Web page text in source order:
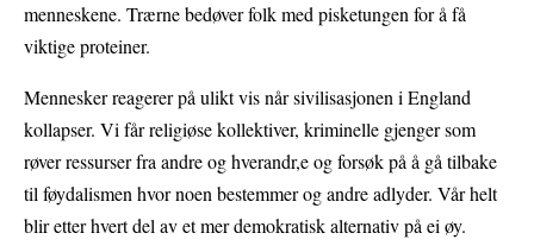
menneskene. Trærne bedøver folk med pisketungen for å få
viktige proteiner.
Mennesker reagerer på ulikt vis når sivilisasjonen i England
kollapser. Vi får religiøse kollektiver, kriminelle gjenger som
røver ressurser fra andre og hverandr,e og forsøk på å gå tilbake
til føydalismen hvor noen bestemmer og andre adlyder. Vår helt
blir etter hvert del av et mer demokratisk alternativ på ei øy.